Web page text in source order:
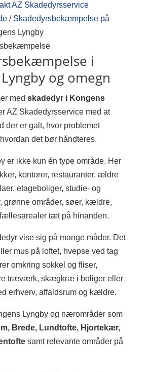
AZ Skadedyrsservice
/ Skadedyrsbekæmpelse på
Lyngby
i
og omegn
med skadedyr i Kongens
AZ Skadedyrsservice med at
der er galt, hvor problemet
det bør håndteres.
er ikke kun én type område. Her
kontorer, restauranter, ældre
etageboliger, studie- og
grønne områder, søer, kældre,
fællesarealer tæt på hinanden.
vise sig på mange måder. Det
mus på loftet, hvepse ved tag
omkring sokkel og fliser,
træværk, skægkræ i boliger eller
erhverv, affaldsrum og kældre.
Lyngby og nærområder som
Brede, Lundtofte, Hjortekær,
samt relevante områder på